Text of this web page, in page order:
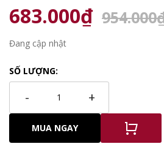
683.000₫
Đang cập nhật
SỐ LƯỢNG:
- +
MUA NGAY